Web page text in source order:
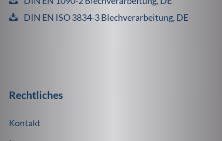
DIN EN ISO 3834-3 Blechverarbeitung, DE
Rechtliches
Kontakt